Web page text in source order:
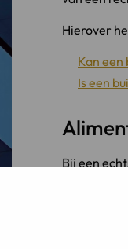
Hierover
Kan
Is een
Bij een